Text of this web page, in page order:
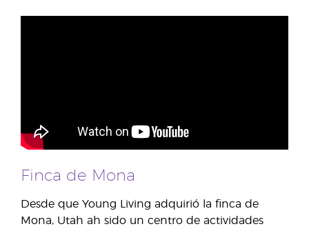
Finca de Mona
Desde que Young Living adquirió la finca de
Mona, Utah ah sido un centro de actividades